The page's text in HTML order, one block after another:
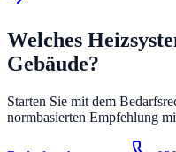
Welches
Gebäude?
Starten Sie mit dem
normbasierten Empfehlung